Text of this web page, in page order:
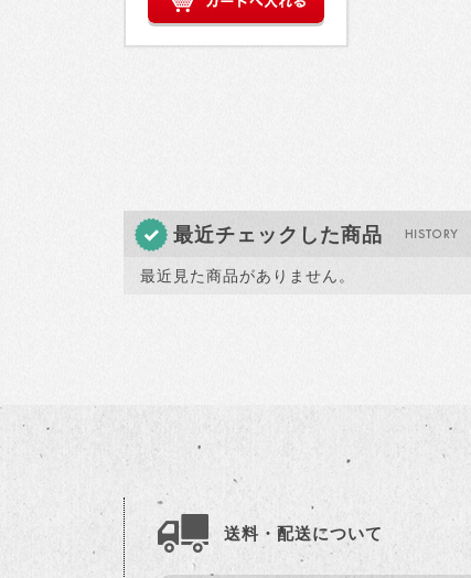
最近チェックした商品
最近見た商品がありません。
送料・配送について